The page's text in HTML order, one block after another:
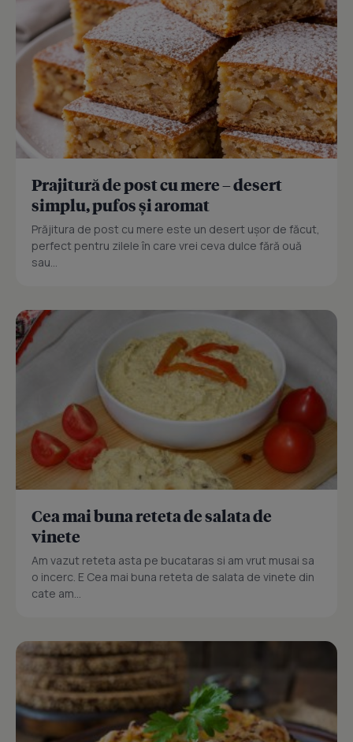
Prajitură de post cu mere – desert
simplu, pufos și aromat
Prăjitura de post cu mere este un desert ușor de făcut,
perfect pentru zilele în care vrei ceva dulce fără ouă
sau...
Cea mai buna reteta de salata de
vinete
Am vazut reteta asta pe bucataras si am vrut musai sa
o incerc. E Cea mai buna reteta de salata de vinete din
cate am...